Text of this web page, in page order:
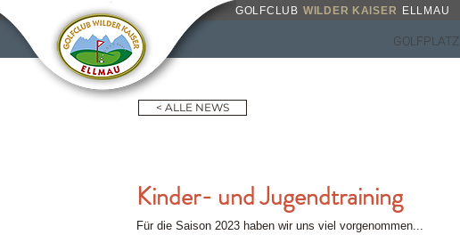
GOLFPLATZ
GOLFCLUB WILDER KAISER ELLMAU
< ALLE NEWS
Kinder- und Jugendtraining
Für die Saison 2023 haben wir uns viel vorgenommen...